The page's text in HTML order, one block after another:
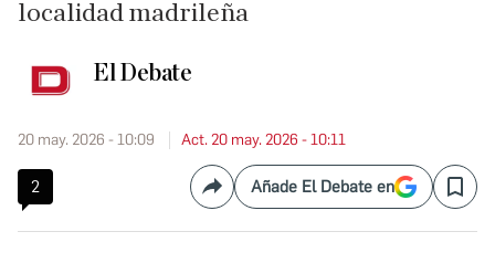
localidad madrileña
El Debate
20 may. 2026 - 10:09 Act. 20 may. 2026 - 10:11
2 CompartirAñade El Debate en Save